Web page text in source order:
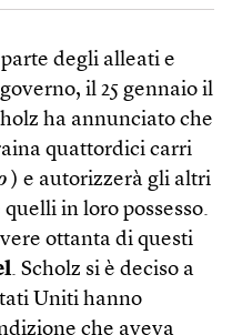
degli alleati e
il 25 gennaio il
ha annunciato che
quattordici carri
) e autorizzerà gli altri
in loro possesso.
ottanta di questi
. Scholz si è deciso a
Uniti hanno
che aveva